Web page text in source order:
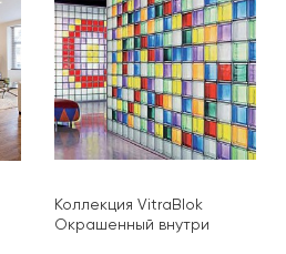
Коллекция VitraBlok
Окрашенный внутри